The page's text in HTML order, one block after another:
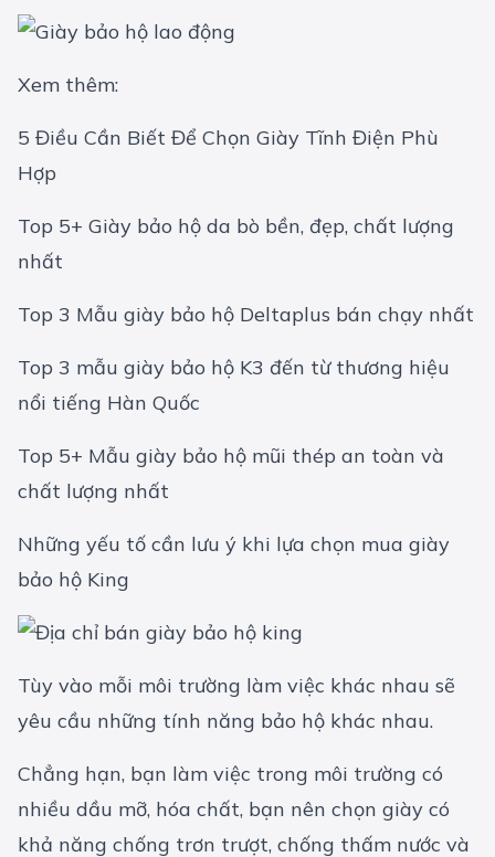
Xem thêm:
5 Điều Cần Biết Để Chọn Giày Tĩnh Điện Phù
Hợp
Top 5+ Giày bảo hộ da bò bền, đẹp, chất lượng
nhất
Top 3 Mẫu giày bảo hộ Deltaplus bán chạy nhất
Top 3 mẫu giày bảo hộ K3 đến từ thương hiệu
nổi tiếng Hàn Quốc
Top 5+ Mẫu giày bảo hộ mũi thép an toàn và
chất lượng nhất
Những yếu tố cần lưu ý khi lựa chọn mua giày
bảo hộ King
Tùy vào mỗi môi trường làm việc khác nhau sẽ
yêu cầu những tính năng bảo hộ khác nhau.
Chẳng hạn, bạn làm việc trong môi trường có
nhiều dầu mỡ, hóa chất, bạn nên chọn giày có
khả năng chống trơn trượt, chống thấm nước và